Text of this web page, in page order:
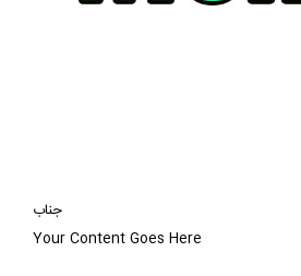
جناب
Your Content Goes Here